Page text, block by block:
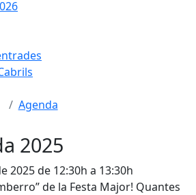
Agenda
2025
2025 de 12:30h a 13:30h
de la Festa Major! Quantes